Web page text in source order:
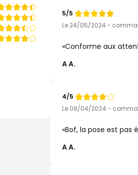
Note
de
5/5
Le 24/05/2024 -
Conforme aux
A A.
Note
de
4/5
Le 08/04/2024 -
Bof, la pose est pas
A A.